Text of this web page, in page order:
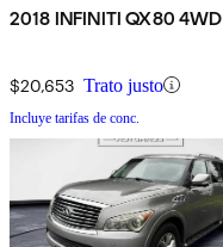
2018 INFINITI QX80 4WD
$20,653 Trato justo
Incluye tarifas de conc.